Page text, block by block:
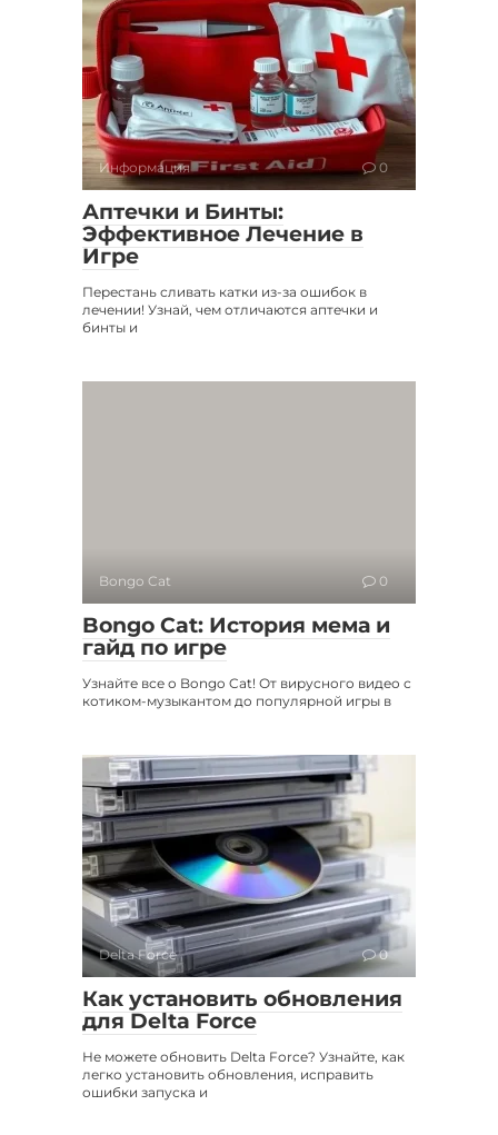
Информация 0
Аптечки и Бинты:
Эффективное Лечение в
Игре
Перестань сливать катки из-за ошибок в
лечении! Узнай, чем отличаются аптечки и
бинты и
Bongo Cat 0
Bongo Cat: История мема и
гайд по игре
Узнайте все о Bongo Cat! От вирусного видео с
котиком-музыкантом до популярной игры в
Delta Force 0
Как установить обновления
для Delta Force
Не можете обновить Delta Force? Узнайте, как
легко установить обновления, исправить
ошибки запуска и